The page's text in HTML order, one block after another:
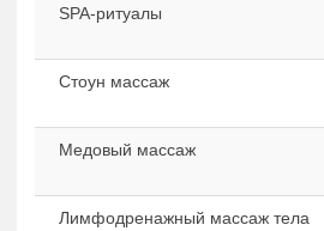
SPA-ритуалы
Стоун массаж
Медовый массаж
Лимфодренажный массаж тела